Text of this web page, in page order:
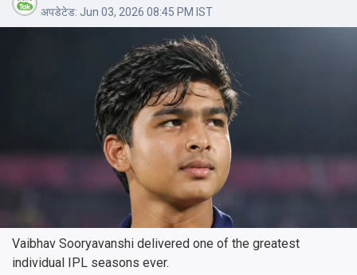
अपडेटेड: Jun 03, 2026 08:45 PM IST
Vaibhav Sooryavanshi delivered one of the greatest
individual IPL seasons ever.